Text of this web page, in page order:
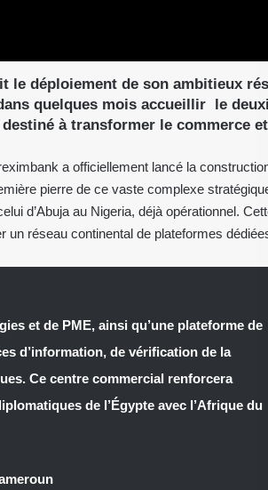
le déploiement de son ambitieux
quelques mois accueillir le
à transformer le commerce et
a officiellement lancé la
pierre de ce vaste complexe
d’Abuja au Nigeria, déjà opérationnel.
un réseau continental de plateformes
et de PME, ainsi qu’une plateforme de
d’information, de vérification de la
Ce centre commercial renforcera
de l’Égypte avec l’Afrique du